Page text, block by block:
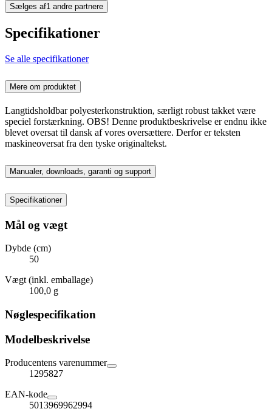
Sælges af1 andre partnere
Specifikationer
Se alle specifikationer
Mere om produktet
Langtidsholdbar polyesterkonstruktion, særligt robust takket være
speciel forstærkning. OBS! Denne produktbeskrivelse er endnu ikke
blevet oversat til dansk af vores oversættere. Derfor er teksten
maskineoversat fra den tyske originaltekst.
Manualer, downloads, garanti og support
Specifikationer
Mål og vægt
Dybde (cm)
50
Vægt (inkl. emballage)
100,0 g
Nøglespecifikation
Modelbeskrivelse
Producentens varenummer
1295827
EAN-kode
5013969962994